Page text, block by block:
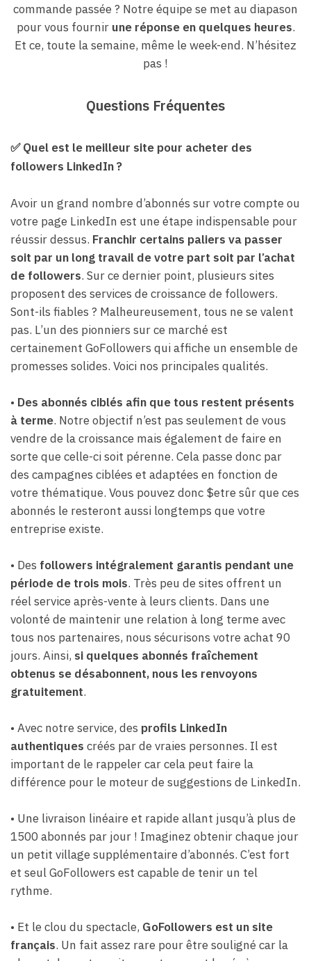
commande passée ? Notre équipe se met au diapason
pour vous fournir une réponse en quelques heures.
Et ce, toute la semaine, même le week-end. N’hésitez
pas !
Questions Fréquentes
✅Quel est le meilleur site pour acheter des
followers LinkedIn ?
Avoir un grand nombre d’abonnés sur votre compte ou
votre page LinkedIn est une étape indispensable pour
réussir dessus. Franchir certains paliers va passer
soit par un long travail de votre part soit par l’achat
de followers. Sur ce dernier point, plusieurs sites
proposent des services de croissance de followers.
Sont-ils fiables ? Malheureusement, tous ne se valent
pas. L’un des pionniers sur ce marché est
certainement GoFollowers qui affiche un ensemble de
promesses solides. Voici nos principales qualités.
• Des abonnés ciblés afin que tous restent présents
à terme. Notre objectif n’est pas seulement de vous
vendre de la croissance mais également de faire en
sorte que celle-ci soit pérenne. Cela passe donc par
des campagnes ciblées et adaptées en fonction de
votre thématique. Vous pouvez donc $etre sûr que ces
abonnés le resteront aussi longtemps que votre
entreprise existe.
• Des followers intégralement garantis pendant une
période de trois mois. Très peu de sites offrent un
réel service après-vente à leurs clients. Dans une
volonté de maintenir une relation à long terme avec
tous nos partenaires, nous sécurisons votre achat 90
jours. Ainsi, si quelques abonnés fraîchement
obtenus se désabonnent, nous les renvoyons
gratuitement.
• Avec notre service, des profils LinkedIn
authentiques créés par de vraies personnes. Il est
important de le rappeler car cela peut faire la
différence pour le moteur de suggestions de LinkedIn.
• Une livraison linéaire et rapide allant jusqu’à plus de
1500 abonnés par jour ! Imaginez obtenir chaque jour
un petit village supplémentaire d’abonnés. C’est fort
et seul GoFollowers est capable de tenir un tel
rythme.
• Et le clou du spectacle, GoFollowers est un site
français. Un fait assez rare pour être souligné car la